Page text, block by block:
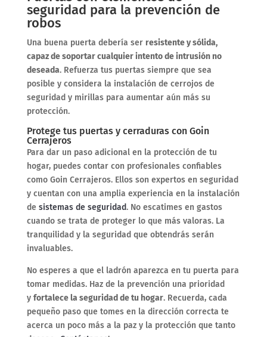
seguridad para la prevención de
robos
Una buena puerta debería ser resistente y sólida,
capaz de soportar cualquier intento de intrusión no
deseada. Refuerza tus puertas siempre que sea
posible y considera la instalación de cerrojos de
seguridad y mirillas para aumentar aún más su
protección.
Protege tus puertas y cerraduras con Goin
Cerrajeros
Para dar un paso adicional en la protección de tu
hogar, puedes contar con profesionales confiables
como Goin Cerrajeros. Ellos son expertos en seguridad
y cuentan con una amplia experiencia en la instalación
de sistemas de seguridad. No escatimes en gastos
cuando se trata de proteger lo que más valoras. La
tranquilidad y la seguridad que obtendrás serán
invaluables.
No esperes a que el ladrón aparezca en tu puerta para
tomar medidas. Haz de la prevención una prioridad
y fortalece la seguridad de tu hogar. Recuerda, cada
pequeño paso que tomes en la dirección correcta te
acerca un poco más a la paz y la protección que tanto